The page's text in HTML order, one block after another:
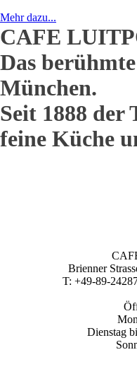
Mehr dazu...
CAFE
Das
München.
Seit 1888
feine Küche
Brienner
T: +49-89-
Dienstag